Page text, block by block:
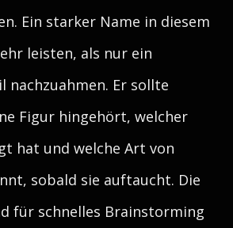
Ein starker Name in diesem
leisten, als nur ein
nachzuahmen. Er sollte
Figur hingehört, welcher
hat und welche Art von
sobald sie auftaucht. Die
für schnelles Brainstorming